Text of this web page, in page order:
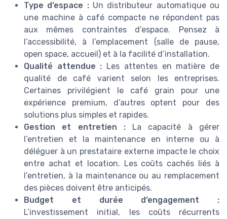
Type d’espace :Un distributeur automatique ou
une machine à café compacte ne répondent pas
aux mêmes contraintes d’espace. Pensez à
l’accessibilité, à l’emplacement (salle de pause,
open space, accueil) et à la facilité d’installation.
Qualité attendue : Les attentes en matière de
qualité de café varient selon les entreprises.
Certaines privilégient le café grain pour une
expérience premium, d’autres optent pour des
solutions plus simples et rapides.
Gestion et entretien :La capacité à gérer
l’entretien et la maintenance en interne ou à
déléguer à un prestataire externe impacte le choix
entre achat et location. Les coûts cachés liés à
l’entretien, à la maintenance ou au remplacement
des pièces doivent être anticipés.
Budget et durée d’engagement :
L’investissement initial, les coûts récurrents